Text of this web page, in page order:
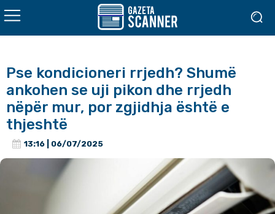
Pse kondicioneri rrjedh? Shumë
ankohen se uji pikon dhe rrjedh
nëpër mur, por zgjidhja është e
thjeshtë
13:16 | 06/07/2025